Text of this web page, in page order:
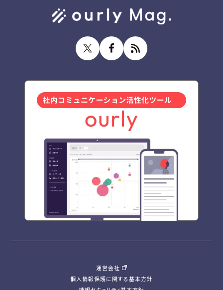
運営会社
個人情報保護に関する基本方針